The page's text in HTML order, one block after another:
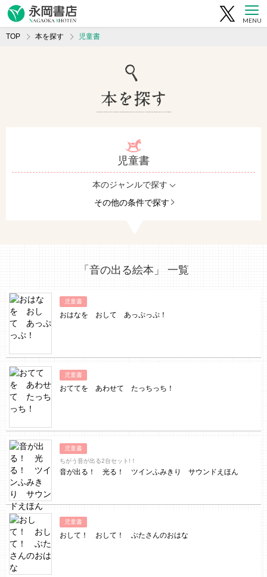
MENU
TOP 本を探す 児童書
児童書
本のジャンルで探す
その他の条件で探す
「音の出る絵本」 一覧
児童書
おはなを おして あっぷっぷ！
児童書
おててを あわせて たっちっち！
児童書
ちがう音が出る2台セット!！
音が出る！ 光る！ ツインふみきり サウンドえほん
児童書
おして！ おして！ ぶたさんのおはな